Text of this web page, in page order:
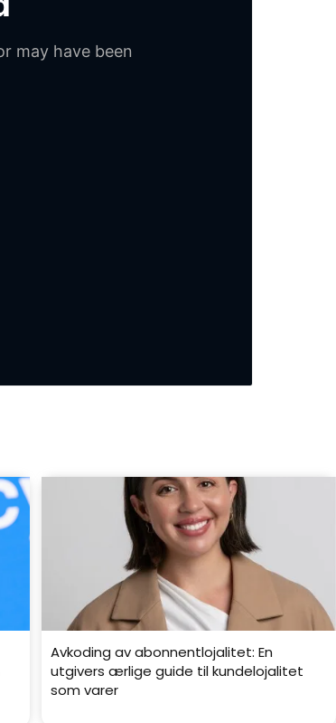
Avkoding av abonnentlojalitet: En
utgivers ærlige guide til kundelojalitet
som varer